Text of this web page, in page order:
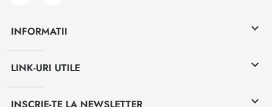
INFORMATII keyboard_arrow_down
LINK-URI UTILE keyboard_arrow_down
keyboard_arrow_down